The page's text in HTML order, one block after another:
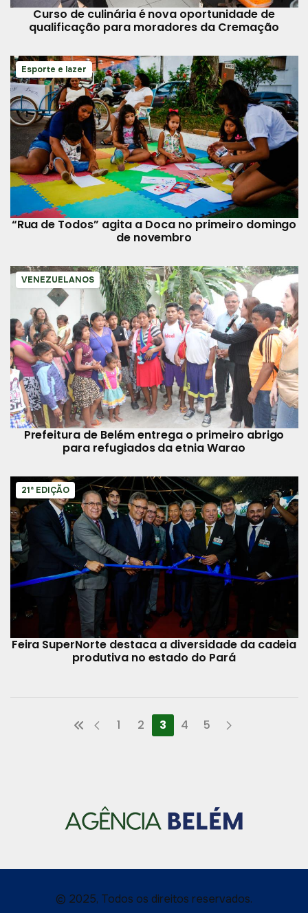
Curso de culinária é nova oportunidade de
qualificação para moradores da Cremação
Esporte e lazer
“Rua de Todos” agita a Doca no primeiro domingo
de novembro
VENEZUELANOS
Prefeitura de Belém entrega o primeiro abrigo
para refugiados da etnia Warao
21ª EDIÇÃO
Feira SuperNorte destaca a diversidade da cadeia
produtiva no estado do Pará
1 2 3 4 5
© 2025, Todos os direitos reservados.